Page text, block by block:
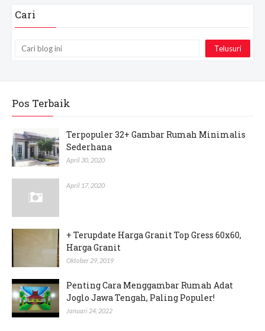
Cari
Pos Terbaik
Terpopuler 32+ Gambar Rumah Minimalis
Sederhana
April 30, 2020
April 17, 2020
+ Terupdate Harga Granit Top Gress 60x60,
Harga Granit
Oktober 29, 2019
Penting Cara Menggambar Rumah Adat
Joglo Jawa Tengah, Paling Populer!
Januari 24, 2022